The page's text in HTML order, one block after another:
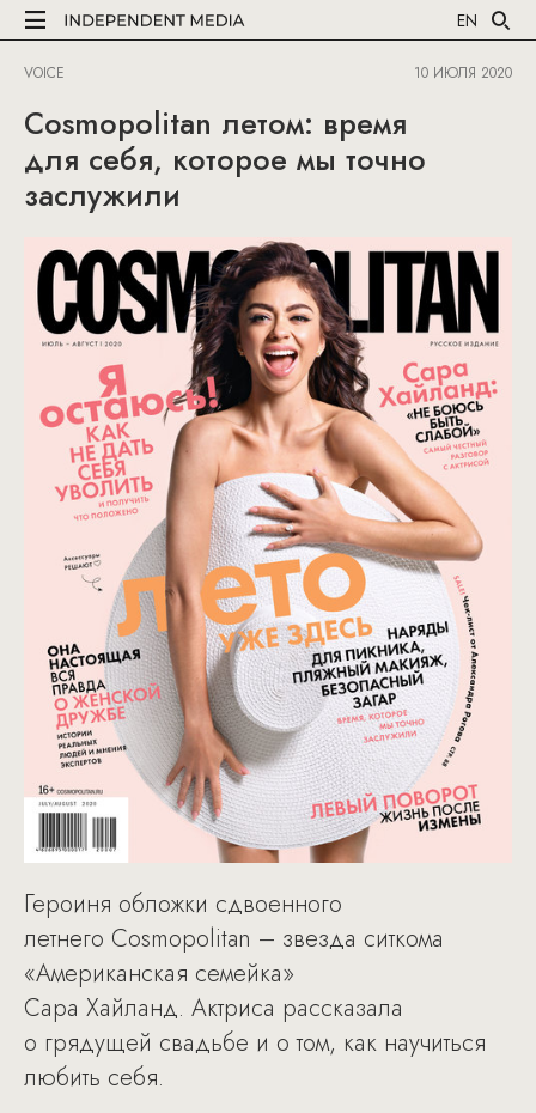
EN
VOICE 10 ИЮЛЯ 2020
Cosmopolitan летом: время
для себя, которое мы точно
заслужили
Героиня обложки сдвоенного
летнего Cosmopolitan – звезда ситкома
«Американская семейка»
Сара Хайланд. Актриса рассказала
о грядущей свадьбе и о том, как научиться
любить себя.